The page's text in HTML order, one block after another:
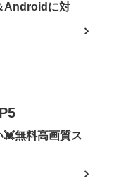
Androidに対
無料高画質ス